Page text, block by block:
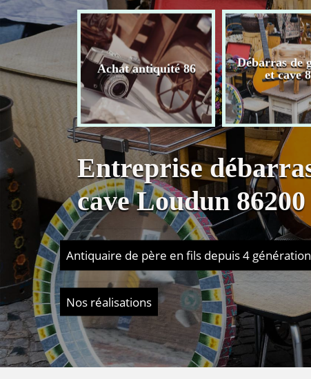
Achat antiquité 86
Débarras de
et cave
Entreprise
cave Loudun 86200
Antiquaire de père en fils depuis 4
Nos réalisations